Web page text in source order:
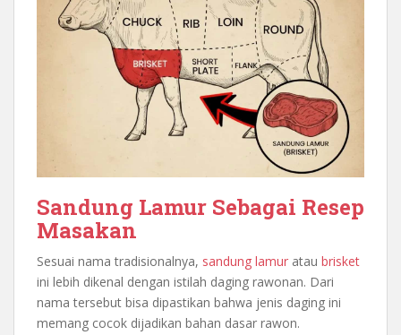
Sandung Lamur Sebagai Resep
Masakan
Sesuai nama tradisionalnya, sandung lamur atau brisket
ini lebih dikenal dengan istilah daging rawonan. Dari
nama tersebut bisa dipastikan bahwa jenis daging ini
memang cocok dijadikan bahan dasar rawon.